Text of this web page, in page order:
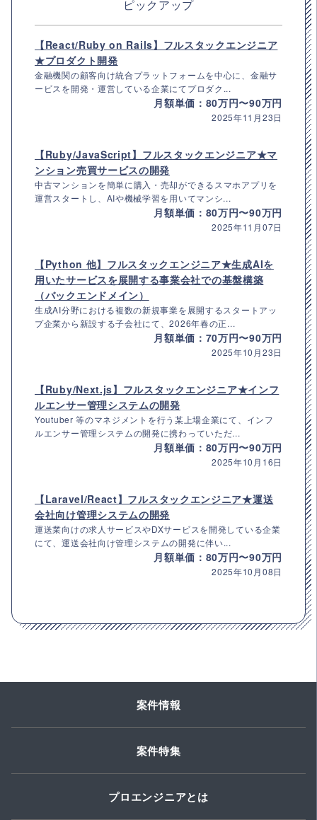
ピックアップ
【React/Ruby on Rails】フルスタックエンジニア
★プロダクト開発
金融機関の顧客向け統合プラットフォームを中心に、金融サ
ービスを開発・運営している企業にてプロダク...
月額単価：80万円〜90万円
2025年11月23日
【Ruby/JavaScript】フルスタックエンジニア★マ
ンション売買サービスの開発
中古マンションを簡単に購入・売却ができるスマホアプリを
運営スタートし、AIや機械学習を用いてマンシ...
月額単価：80万円〜90万円
2025年11月07日
【Python 他】フルスタックエンジニア★生成AIを
用いたサービスを展開する事業会社での基盤構築
（バックエンドメイン）
生成AI分野における複数の新規事業を展開するスタートアッ
プ企業から新設する子会社にて、2026年春の正...
月額単価：70万円〜90万円
2025年10月23日
【Ruby/Next.js】フルスタックエンジニア★インフ
ルエンサー管理システムの開発
Youtuber 等のマネジメントを行う某上場企業にて、インフ
ルエンサー管理システムの開発に携わっていただ...
月額単価：80万円〜90万円
2025年10月16日
【Laravel/React】フルスタックエンジニア★運送
会社向け管理システムの開発
運送業向けの求人サービスやDXサービスを開発している企業
にて、運送会社向け管理システムの開発に伴い...
月額単価：80万円〜90万円
2025年10月08日
案件情報
案件特集
プロエンジニアとは